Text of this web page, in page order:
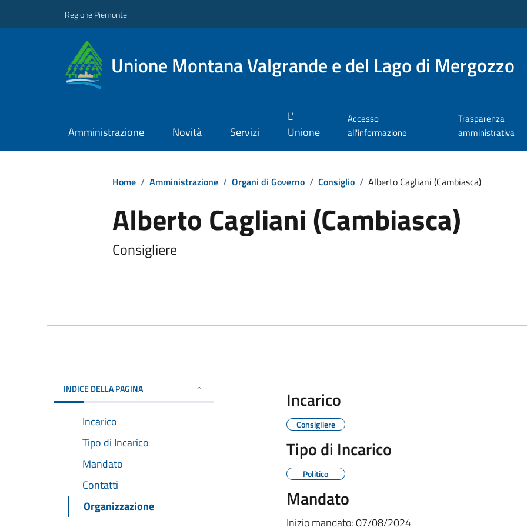
Regione Piemonte
Unione Montana Valgrande e del Lago di Mergozzo
Amministrazione Novità Servizi
L'
Unione
Accesso
all'informazione
Trasparenza
amministrativa
Home / Amministrazione / Organi di Governo / Consiglio / Alberto Cagliani (Cambiasca)
Alberto Cagliani (Cambiasca)
Consigliere
INDICE DELLA PAGINA
Incarico
Tipo di Incarico
Mandato
Contatti
Organizzazione
Incarico
Consigliere
Tipo di Incarico
Politico
Mandato
Inizio mandato:07/08/2024